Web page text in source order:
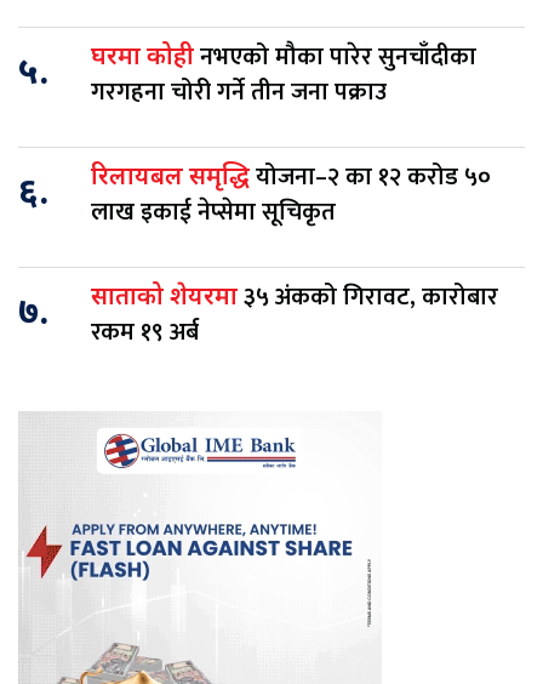
५. घरमा कोहीनभएको मौका पारेर सुनचाँदीका
गरगहना चोरी गर्ने तीन जना पक्राउ
६. रिलायबल समृद्धियोजना–२ का १२ करोड ५०
लाख इकाई नेप्सेमा सूचिकृत
७. साताको शेयरमा३५ अंकको गिरावट, कारोबार
रकम १९ अर्ब